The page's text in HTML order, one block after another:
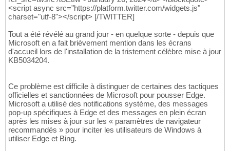
<script async src="https://platform.twitter.com/widgets.js"
charset="utf-8"></script> [/TWITTER]
Tout a été révélé au grand jour - en quelque sorte - depuis que
Microsoft en a fait brièvement mention dans les écrans
d'accueil lors de l'installation de la tristement célèbre mise à jour
KB5034204.
Ce problème est difficile à distinguer de certaines des tactiques
officielles et sanctionnées de Microsoft pour pousser Edge.
Microsoft a utilisé des notifications système, des messages
pop-up spécifiques à Edge et des messages en plein écran
après les mises à jour sur les « paramètres de navigateur
recommandés » pour inciter les utilisateurs de Windows à
utiliser Edge et Bing.